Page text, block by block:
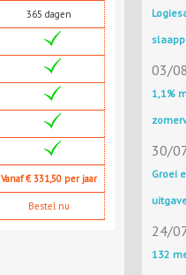
365 dagen
Vanaf € 331,50 per jaar
Bestel nu
03/
1,1%
30/
Groei
24/
132